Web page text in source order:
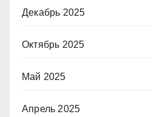
Декабрь 2025
Октябрь 2025
Май 2025
Апрель 2025